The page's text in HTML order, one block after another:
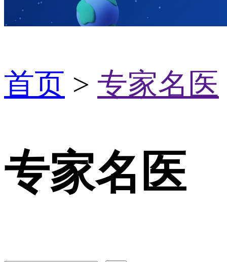
首页 > 专家名医
专家名医